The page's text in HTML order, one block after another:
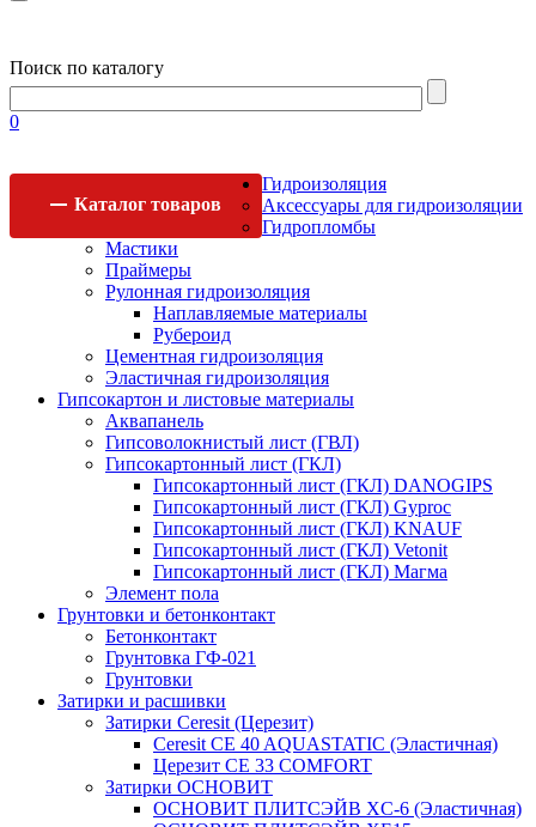
Поиск по каталогу
0
Каталог товаров
Гидроизоляция
Аксессуары для гидроизоляции
Гидропломбы
Мастики
Праймеры
Рулонная гидроизоляция
Наплавляемые материалы
Рубероид
Цементная гидроизоляция
Эластичная гидроизоляция
Гипсокартон и листовые материалы
Аквапанель
Гипсоволокнистый лист (ГВЛ)
Гипсокартонный лист (ГКЛ)
Гипсокартонный лист (ГКЛ) DANOGIPS
Гипсокартонный лист (ГКЛ) Gyproc
Гипсокартонный лист (ГКЛ) KNAUF
Гипсокартонный лист (ГКЛ) Vetonit
Гипсокартонный лист (ГКЛ) Магма
Элемент пола
Грунтовки и бетонконтакт
Бетонконтакт
Грунтовка ГФ-021
Грунтовки
Затирки и расшивки
Затирки Ceresit (Церезит)
Ceresit CE 40 AQUASTATIC (Эластичная)
Церезит CE 33 COMFORT
Затирки ОСНОВИТ
ОСНОВИТ ПЛИТСЭЙВ XC-6 (Эластичная)